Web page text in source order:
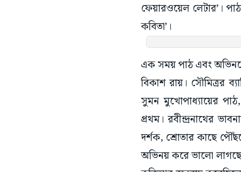
ফেয়ারওয়েল লেটার’।
কবিতা’।
এক সময় পাঠ এবং
বিকাশ রায়। সৌমিত্রর
সুমন মুখোপাধ্যায়ের
প্রথম। রবীন্দ্রনাথের
দর্শক, শ্রোতার কাছে
অভিনয় করে ভালো লাগছে।